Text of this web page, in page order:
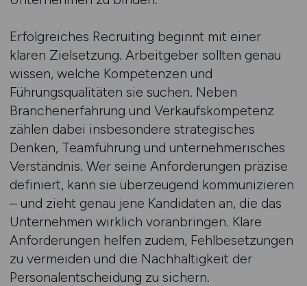
Erfolgreiches Recruiting beginnt mit einer
klaren Zielsetzung. Arbeitgeber sollten genau
wissen, welche Kompetenzen und
Führungsqualitäten sie suchen. Neben
Branchenerfahrung und Verkaufskompetenz
zählen dabei insbesondere strategisches
Denken, Teamführung und unternehmerisches
Verständnis. Wer seine Anforderungen präzise
definiert, kann sie überzeugend kommunizieren
– und zieht genau jene Kandidaten an, die das
Unternehmen wirklich voranbringen. Klare
Anforderungen helfen zudem, Fehlbesetzungen
zu vermeiden und die Nachhaltigkeit der
Personalentscheidung zu sichern.